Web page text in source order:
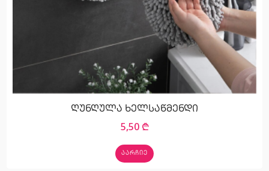
ღუნღულა ხელსაწმენდი
5,50 ₾
ᲐᲐᲠᲩᲘᲔ